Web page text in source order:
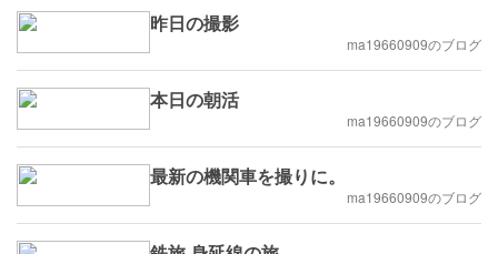
昨日の撮影
ma19660909のブログ
本日の朝活
ma19660909のブログ
最新の機関車を撮りに。
ma19660909のブログ